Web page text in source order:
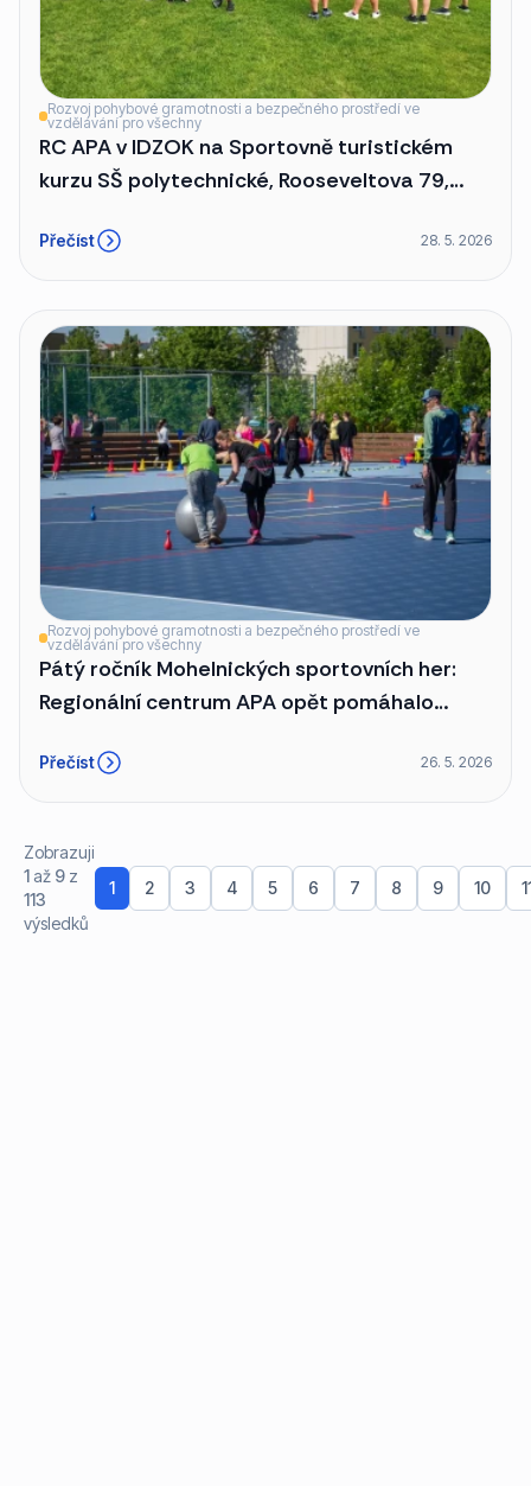
Rozvoj pohybové gramotnosti a bezpečného prostředí ve
vzdělávání pro všechny
RC APA v IDZOK na Sportovně turistickém
kurzu SŠ polytechnické, Rooseveltova 79,
Přečíst 28. 5. 2026
Rozvoj pohybové gramotnosti a bezpečného prostředí ve
vzdělávání pro všechny
Pátý ročník Mohelnických sportovních her:
Regionální centrum APA opět pomáhalo
Přečíst 26. 5. 2026
Zobrazuji
1 až 9 z
113
výsledků
1 2 3 4 5 6 7 8 9 10